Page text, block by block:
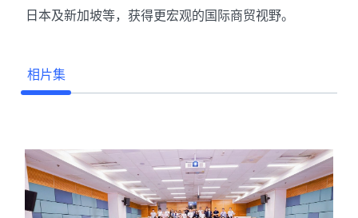
日本及新加坡等，获得更宏观的国际商贸视野。
相片集